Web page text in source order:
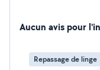
Aucun avis pour
Repassage de linge